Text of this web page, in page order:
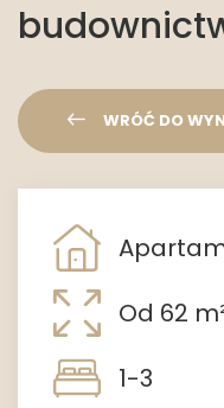
WRÓĆ DO
Od 62
1-3